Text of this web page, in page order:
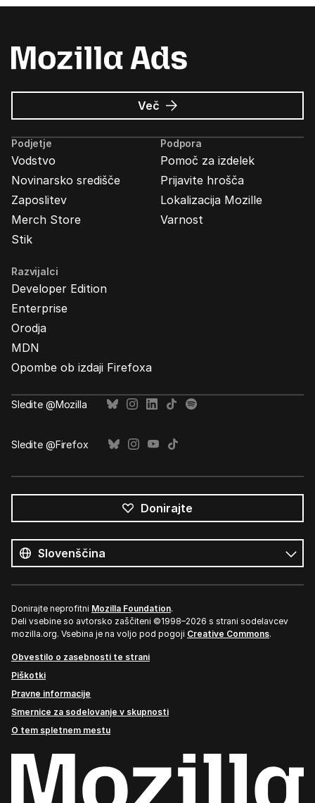
Več o
Oglasi
Mozilla
Podjetje
Vodstvo
Novinarsko središče
Zaposlitev
Merch Store
Stik
Podpora
Pomoč za izdelek
Prijavite hrošča
Lokalizacija Mozille
Varnost
Razvijalci
Developer Edition
Enterprise
Orodja
MDN
Opombe ob izdaji Firefoxa
Sledite @Mozilla
Sledite @Firefox
Donirajte
jeziki
Jezik
Donirajte neprofitni Mozilla Foundation.
Deli vsebine so avtorsko zaščiteni ©1998–2026 s strani sodelavcev
mozilla.org. Vsebina je na voljo pod pogoji Creative Commons.
Obvestilo o zasebnosti te strani
Piškotki
Pravne informacije
Smernice za sodelovanje v skupnosti
O tem spletnem mestu